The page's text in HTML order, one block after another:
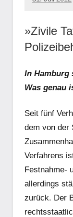
admin
»Zivile
In Hamburg
Was genau
Seit fünf
dem von der
Verfahrens
Festnahme-
allerdings
zurück. Der